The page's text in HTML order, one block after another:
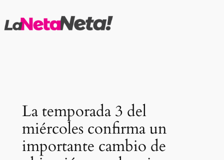
al
La temporada 3 del
miércoles confirma un
importante cambio de